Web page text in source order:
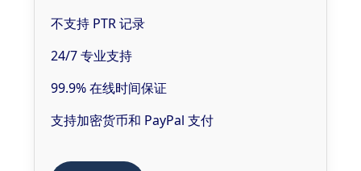
不支持 PTR 记录
24/7 专业支持
99.9% 在线时间保证
支持加密货币和 PayPal 支付